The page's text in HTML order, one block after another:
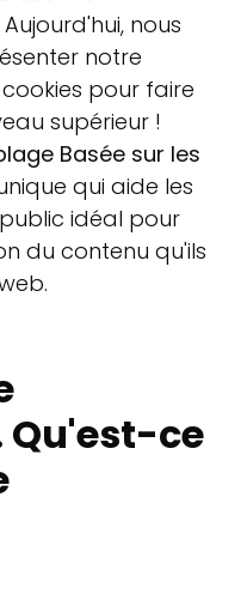
nous
notre
pour faire
supérieur !
Basée sur les
qui aide les
idéal pour
du contenu qu'ils
ce